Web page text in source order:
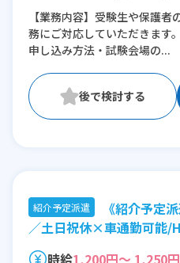
※残業：1〜20時間程度/月
※時短：相談による
【業務内容】受験生や保護
務にご対応していただきま
申し込み方法・試験会場の...
紹介予定派遣
《紹介予定
／土日祝休×車通勤可能/
時給1,200円～ 1,250円